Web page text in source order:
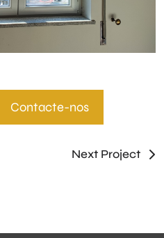
Contacte-nos
Next Project